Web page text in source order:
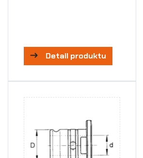
Detail produktu